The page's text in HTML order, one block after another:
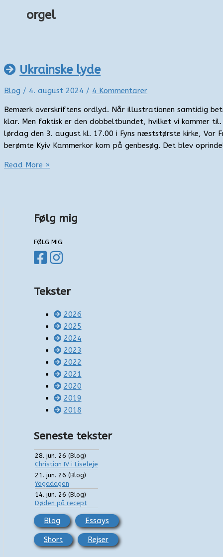
orgel
Ukrainske lyde
Blog / 4. august 2024 / 4 Kommentarer
Bemærk overskriftens ordlyd. Når illustrationen samtidig
klar. Men faktisk er den dobbeltbundet, hvilket vi kommer til.
lørdag den 3. august kl. 17.00 i Fyns næststørste kirke, Vor
berømte Kyiv Kammerkor kom på genbesøg. Det blev
Ukrainske
Read More »
Følg mig
FØLG MIG:
Tekster
2026
2025
2024
2023
2022
2021
2020
2019
2018
Seneste tekster
28. jun. 26 (Blog)
Christian IV i Liseleje
21. jun. 26 (Blog)
Yogadagen
14. jun. 26 (Blog)
Døden på recept
Blog Essays
Short Rejser